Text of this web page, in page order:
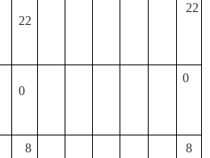
22
22
0
0
8 8